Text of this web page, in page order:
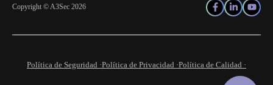
Copyright © A3Sec 2026
Política de Seguridad ·Política de Privacidad ·Política de Calidad ·